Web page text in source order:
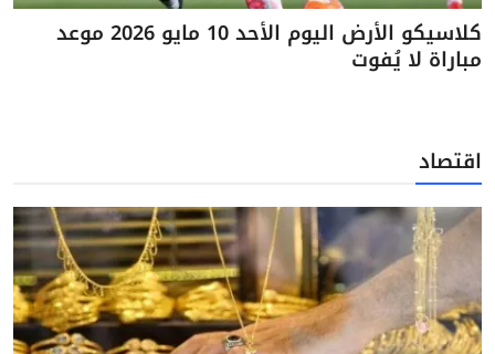
كلاسيكو الأرض اليوم الأحد 10 مايو 2026 موعد
مباراة لا يُفوت
اقتصاد